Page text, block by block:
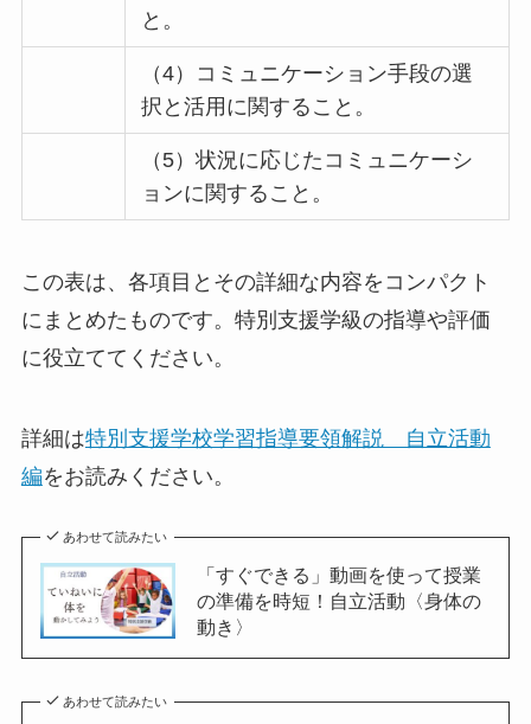
と。
（4）コミュニケーション手段の選
択と活用に関すること。
（5）状況に応じたコミュニケーシ
ョンに関すること。
この表は、各項目とその詳細な内容をコンパクト
にまとめたものです。特別支援学級の指導や評価
に役立ててください。
詳細は特別支援学校学習指導要領解説 自立活動
編をお読みください。
あわせて読みたい
「すぐできる」動画を使って授業
の準備を時短！自立活動〈身体の
動き〉
あわせて読みたい